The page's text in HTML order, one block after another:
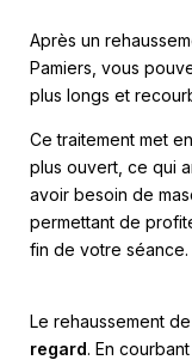
Après un
Pamiers, vous
plus longs et
Ce traitement met
plus ouvert, ce qui
avoir besoin de
permettant de
fin de votre séance.
Le rehaussement
regard. En